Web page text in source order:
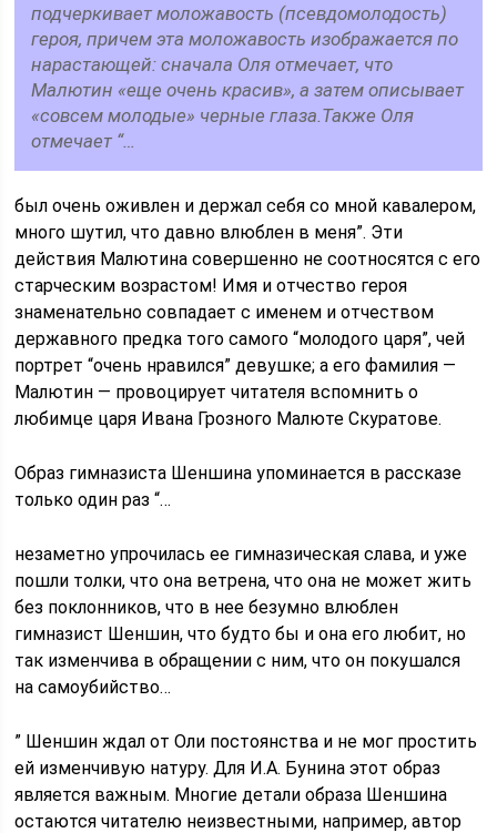
подчеркивает моложавость (псевдомолодость)
героя, причем эта моложавость изображается по
нарастающей: сначала Оля отмечает, что
Малютин «еще очень красив», а затем описывает
«совсем молодые» черные глаза.Также Оля
отмечает “…
был очень оживлен и держал себя со мной кавалером,
много шутил, что давно влюблен в меня”. Эти
действия Малютина совершенно не соотносятся с его
старческим возрастом! Имя и отчество героя
знаменательно совпадает с именем и отчеством
державного предка того самого “молодого царя”, чей
портрет “очень нравился” девушке; а его фамилия —
Малютин — провоцирует читателя вспомнить о
любимце царя Ивана Грозного Малюте Скуратове.
Образ гимназиста Шеншина упоминается в рассказе
только один раз “…
незаметно упрочилась ее гимназическая слава, и уже
пошли толки, что она ветрена, что она не может жить
без поклонников, что в нее безумно влюблен
гимназист Шеншин, что будто бы и она его любит, но
так изменчива в обращении с ним, что он покушался
на самоубийство…
” Шеншин ждал от Оли постоянства и не мог простить
ей изменчивую натуру. Для И.А. Бунина этот образ
является важным. Многие детали образа Шеншина
остаются читателю неизвестными, например, автор